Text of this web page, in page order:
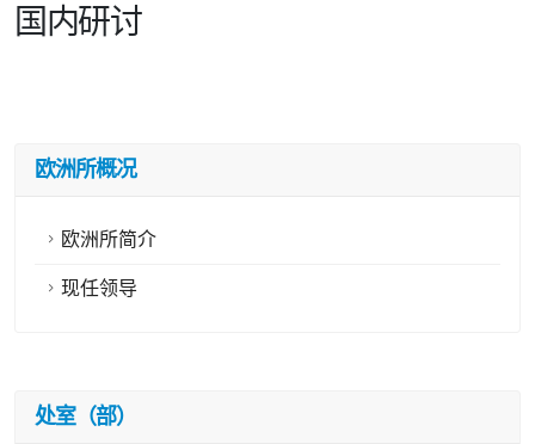
国内研讨
欧洲所概况
欧洲所简介
现任领导
处室（部）